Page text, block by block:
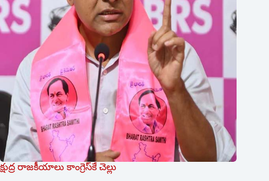
క్షుద్ర రాజకీయాలు కాంగ్రెస్‌కే చెల్లు